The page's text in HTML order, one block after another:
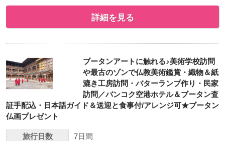
詳細を見る
ブータンアートに触れる♪美術学校訪問
や最古のゾンで仏教美術鑑賞・織物＆紙
漉き工房訪問・バターランプ作り・民家
訪問／バンコク空港ホテル＆ブータン査
証手配込・日本語ガイド＆送迎と食事付/アレンジ可★ブータン
仏画プレゼント
旅行日数 7日間